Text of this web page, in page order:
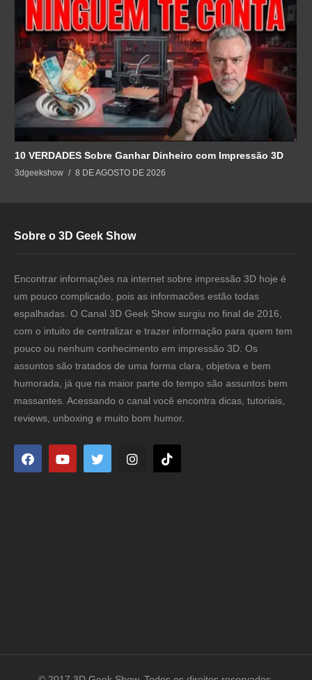
10 VERDADES Sobre Ganhar Dinheiro com Impressão 3D
3dgeekshow 8 DE AGOSTO DE 2026
Sobre o 3D Geek Show
Encontrar informações na internet sobre impressão 3D hoje é
um pouco complicado, pois as informacões estão todas
espalhadas. O Canal 3D Geek Show surgiu no final de 2016,
com o intuito de centralizar e trazer informação para quem tem
pouco ou nenhum conhecimento em impressão 3D. Os
assuntos são tratados de uma forma clara, objetiva e bem
humorada, já que na maior parte do tempo são assuntos bem
massantes. Acessando o canal você encontra dicas, tutoriais,
reviews, unboxing e muito bom humor.